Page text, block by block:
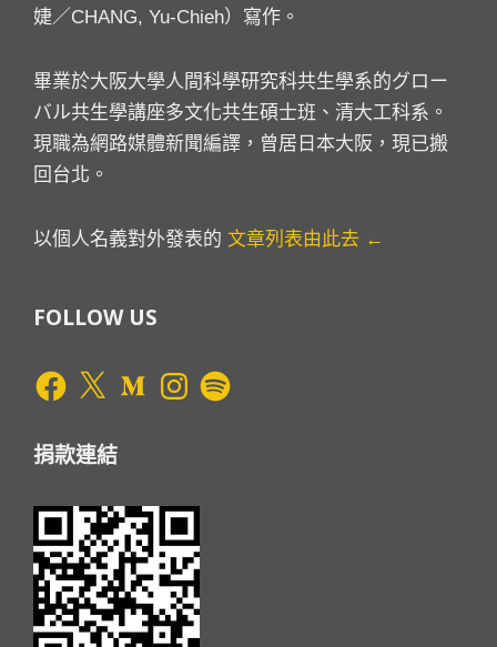
婕／CHANG, Yu-Chieh）寫作。
畢業於大阪大學人間科學研究科共生學系的グロー
バル共生學講座多文化共生碩士班、清大工科系。
現職為網路媒體新聞編譯，曾居日本大阪，現已搬
回台北。
以個人名義對外發表的 文章列表由此去 ←
FOLLOW US
Facebook
X MediumInstagram
Spotify
捐款連結